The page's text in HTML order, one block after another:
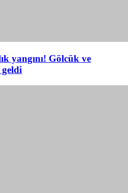
yangını! Gölcük ve
geldi